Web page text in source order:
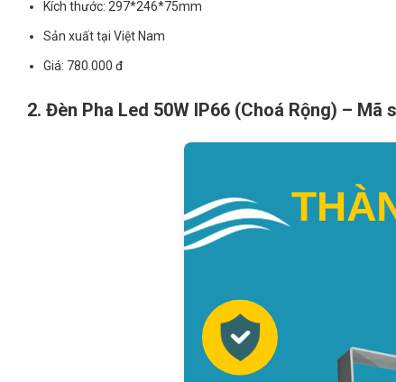
Kích thước: 297*246*75mm
Sản xuất tại Việt Nam
Giá: 780.000 đ
2. Đèn Pha Led 50W IP66 (Choá Rộng) – Mã